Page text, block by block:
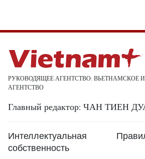
РУКОВОДЯЩЕЕ АГЕНТСТВО:
АГЕНТСТВО
Главный редактор: ЧАН ТИЕН
Интеллектуальная
собственность